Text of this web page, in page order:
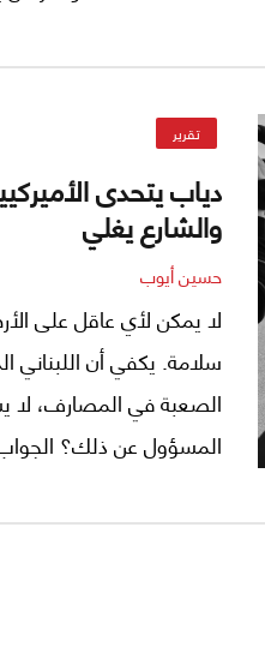
تقرير
دياب يتحدى
والشارع يغلي
حسين أيوب
لا يمكن لأي عاقل على
سلامة. يكفي أن
الصعبة في المصارف، لا
المسؤول عن ذلك؟
المركزي.